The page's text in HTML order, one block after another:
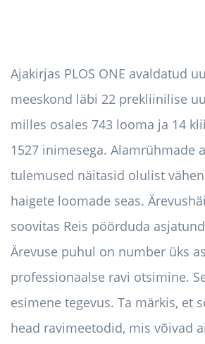
Ajakirjas PLOS ONE avaldatud
meeskond läbi 22 prekliinilise
milles osales 743 looma ja 14
1527 inimesega. Alamrühmade
tulemused näitasid olulist
haigete loomade seas.
soovitas Reis pöörduda
Ärevuse puhul on number üks
professionaalse ravi otsimine.
esimene tegevus. Ta märkis, et
head ravimeetodid, mis võivad